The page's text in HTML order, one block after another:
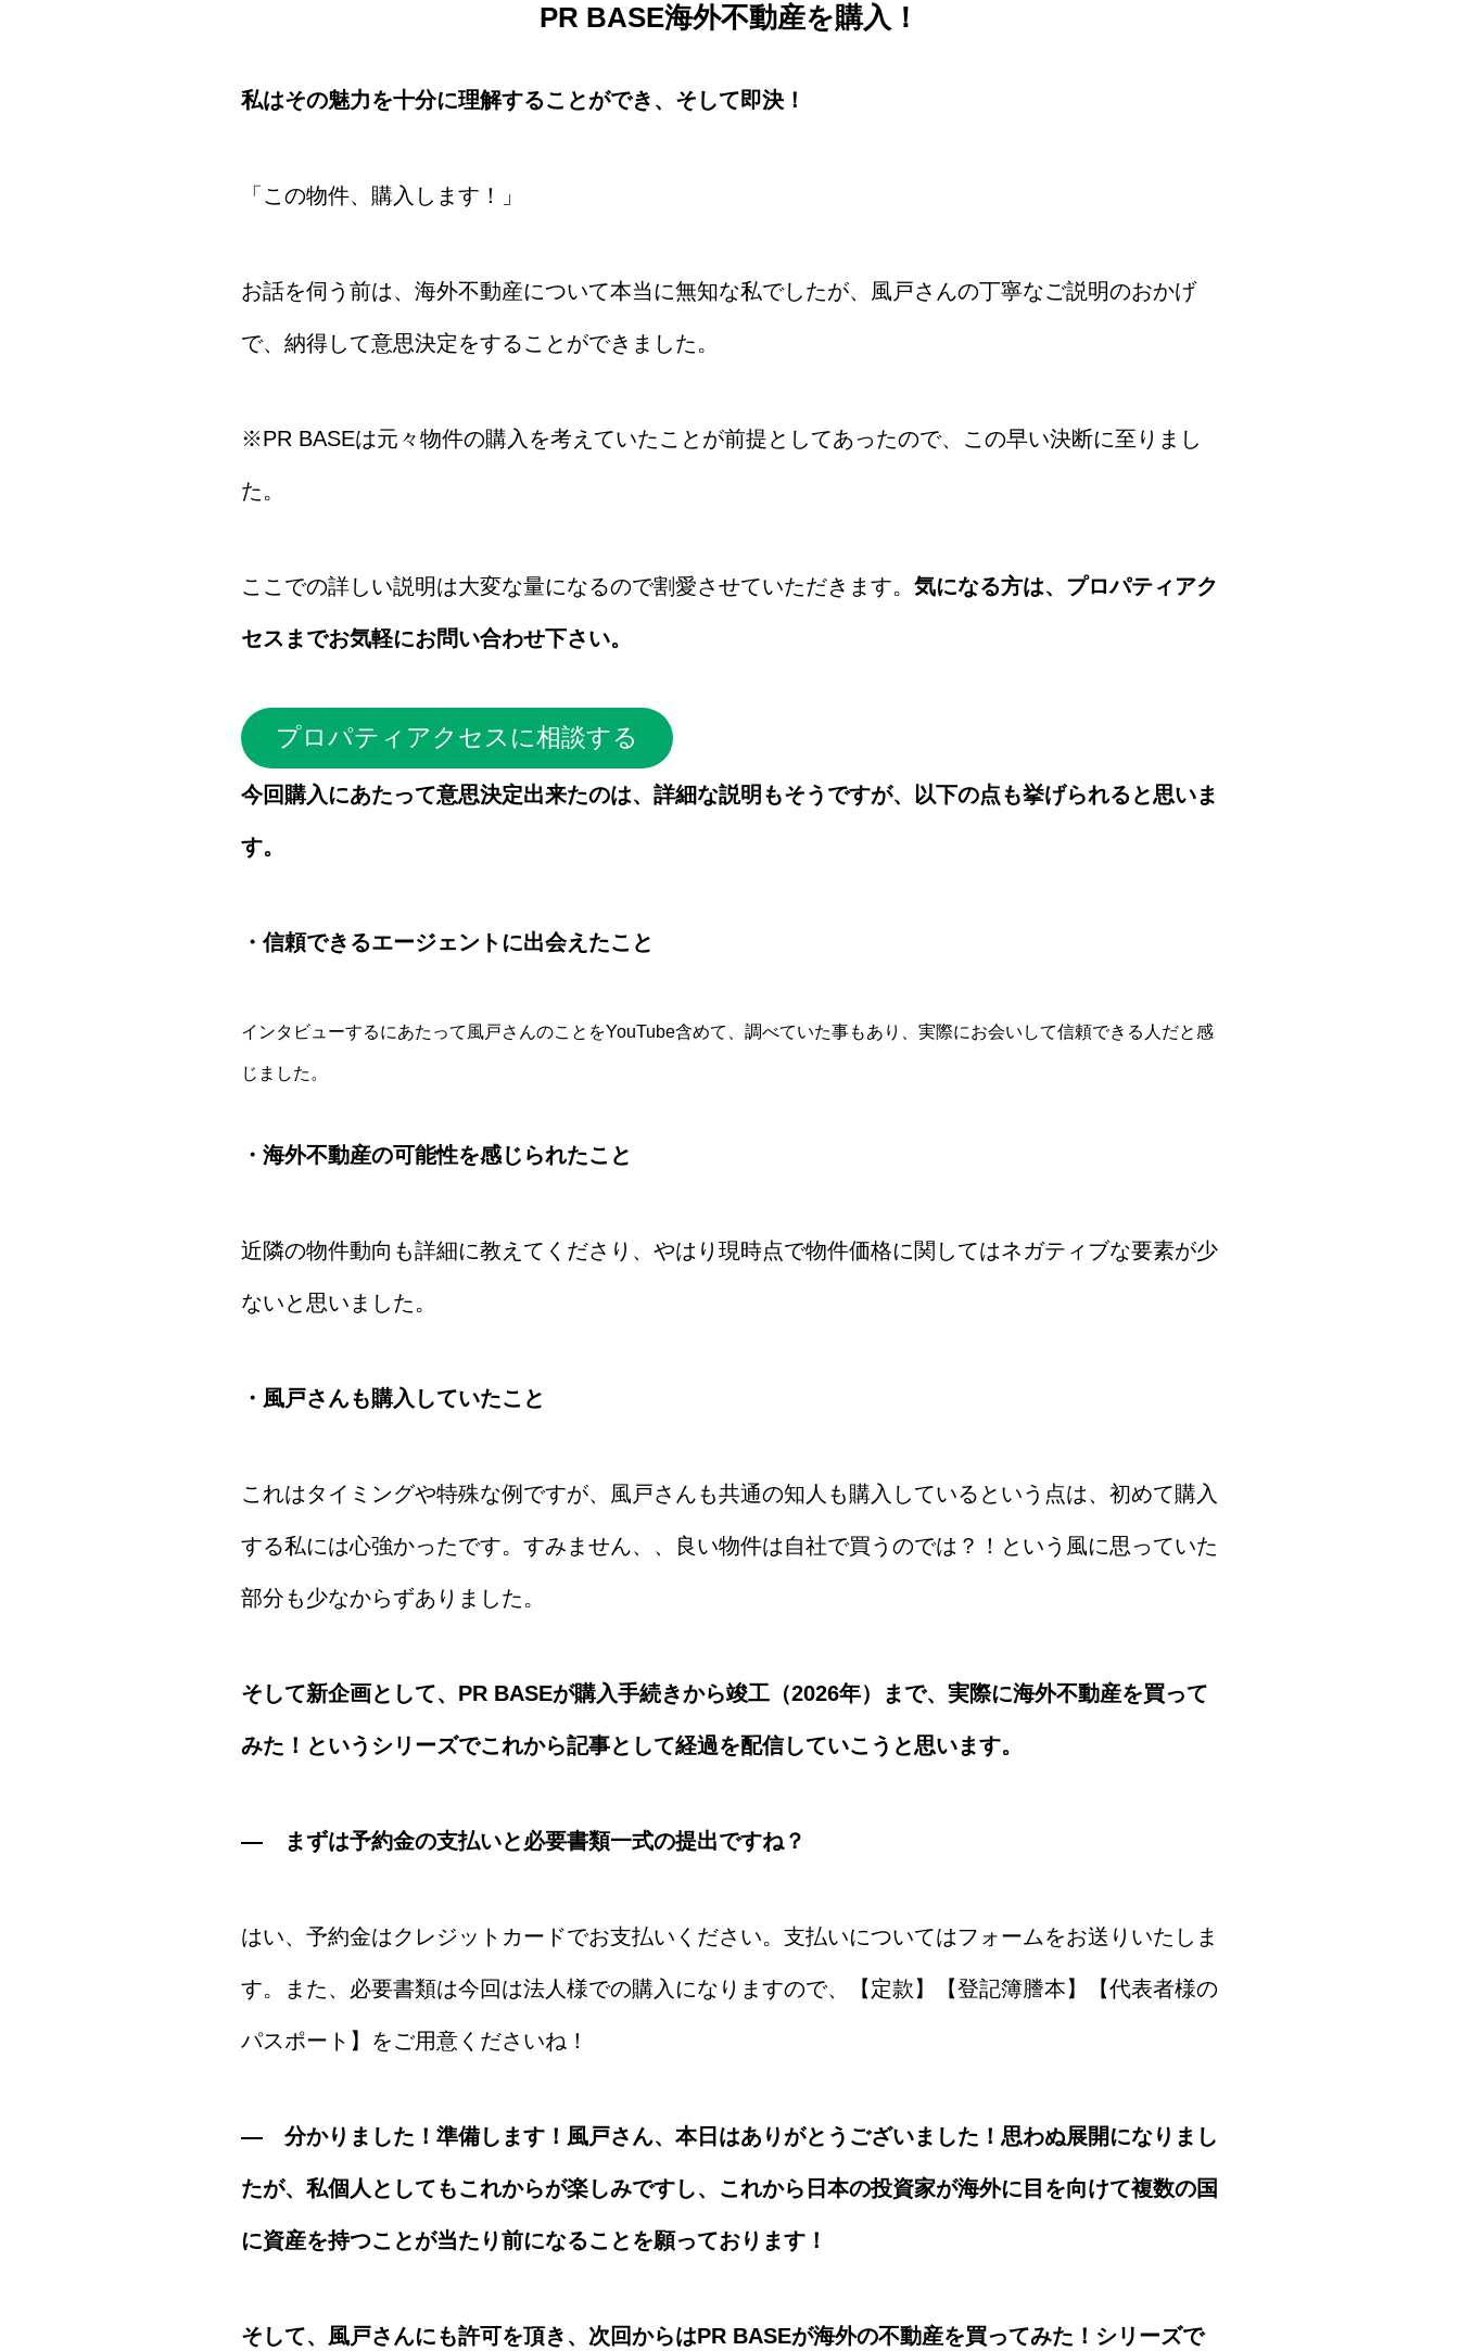
PR BASE海外不動産を購入！
私はその魅力を十分に理解することができ、そして即決！
「この物件、購入します！」
お話を伺う前は、海外不動産について本当に無知な私でしたが、風戸さんの丁寧なご説明のおかげ
で、納得して意思決定をすることができました。
※PR BASEは元々物件の購入を考えていたことが前提としてあったので、この早い決断に至りまし
た。
ここでの詳しい説明は大変な量になるので割愛させていただきます。 気になる方は、プロパティアク
セスまでお気軽にお問い合わせ下さい。
プロパティアクセスに相談する
今回購入にあたって意思決定出来たのは、詳細な説明もそうですが、以下の点も挙げられると思いま
す。
・信頼できるエージェントに出会えたこと
インタビューするにあたって風戸さんのことをYouTube含めて、調べていた事もあり、実際にお会いして信頼できる人だと感
じました。
・海外不動産の可能性を感じられたこと
近隣の物件動向も詳細に教えてくださり、やはり現時点で物件価格に関してはネガティブな要素が少
ないと思いました。
・風戸さんも購入していたこと
これはタイミングや特殊な例ですが、風戸さんも共通の知人も購入しているという点は、初めて購入
する私には心強かったです。すみません、、良い物件は自社で買うのでは？！という風に思っていた
部分も少なからずありました。
そして新企画として、PR BASEが購入手続きから竣工（2026年）まで、実際に海外不動産を買って
みた！というシリーズでこれから記事として経過を配信していこうと思います。
― まずは予約金の支払いと必要書類一式の提出ですね？
はい、予約金はクレジットカードでお支払いください。支払いについてはフォームをお送りいたしま
す。また、必要書類は今回は法人様での購入になりますので、【定款】【登記簿謄本】【代表者様の
パスポート】をご用意くださいね！
― 分かりました！準備します！風戸さん、本日はありがとうございました！思わぬ展開になりまし
たが、私個人としてもこれからが楽しみですし、これから日本の投資家が海外に目を向けて複数の国
に資産を持つことが当たり前になることを願っております！
そして、風戸さんにも許可を頂き、次回からはPR BASEが海外の不動産を買ってみた！シリーズで